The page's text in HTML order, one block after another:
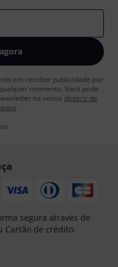
em receber publicidade por
momento. Você pode
na nossa diretriz de
.
segura através de
Cartão de crédito.